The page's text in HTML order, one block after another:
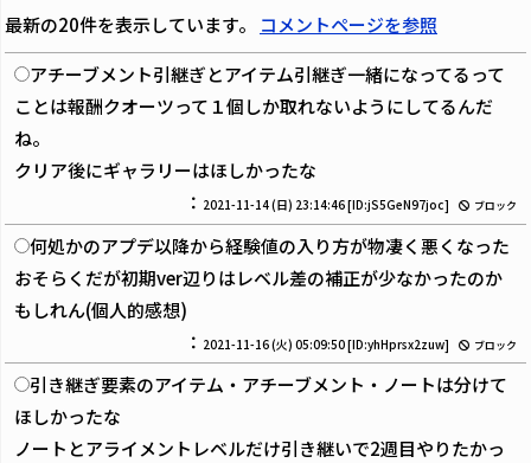
最新の20件を表示しています。 コメントページを参照
アチーブメント引継ぎとアイテム引継ぎ一緒になってるって
ことは報酬クオーツって１個しか取れないようにしてるんだ
ね。
クリア後にギャラリーはほしかったな
： 2021-11-14 (日) 23:14:46[ID:jS5GeN97joc] ブロック
何処かのアプデ以降から経験値の入り方が物凄く悪くなった
おそらくだが初期ver辺りはレベル差の補正が少なかったのか
もしれん(個人的感想)
： 2021-11-16 (火) 05:09:50[ID:yhHprsx2zuw] ブロック
引き継ぎ要素のアイテム・アチーブメント・ノートは分けて
ほしかったな
ノートとアライメントレベルだけ引き継いで2週目やりたかっ